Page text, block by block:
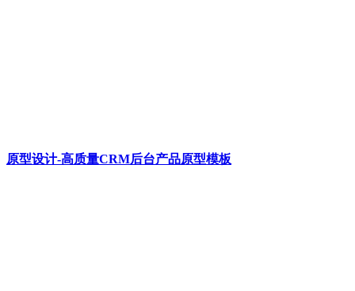
原型设计-高质量CRM后台产品原型模板